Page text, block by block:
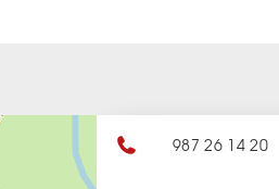
987 26 14 20